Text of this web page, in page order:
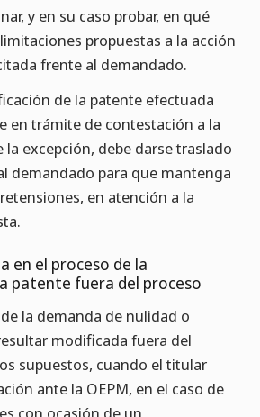
y en su caso probar, en qué
propuestas a la acción
frente al demandado.
de la patente efectuada
en trámite de contestación a la
la excepción, debe darse traslado
demandado para que mantenga
en atención a la
en el proceso de la
patente fuera del proceso
la demanda de nulidad o
modificada fuera del
supuestos, cuando el titular
ante la OEPM, en el caso de